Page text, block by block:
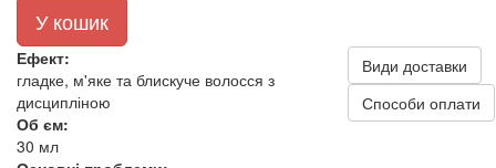
У кошик
Ефект:
гладке, м'яке та блискуче волосся з
дисципліною
Об єм:
30 мл
Види доставки
Способи оплати